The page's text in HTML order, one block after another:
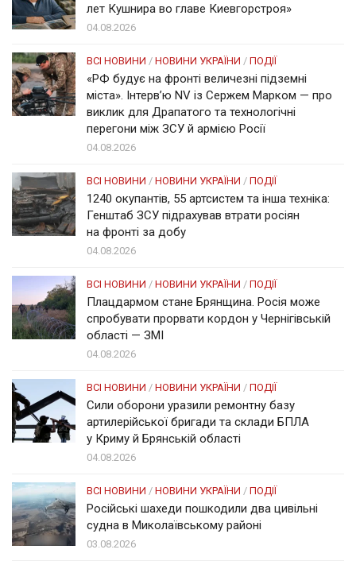
лет Кушнира во главе Киевгорстроя»
04.08.2026
ВСІ НОВИНИ / НОВИНИ УКРАЇНИ / ПОДІЇ
«РФ будує на фронті величезні підземні
міста». Інтерв’ю NV із Сержем Марком — про
виклик для Драпатого та технологічні
перегони між ЗСУ й армією Росії
04.08.2026
ВСІ НОВИНИ / НОВИНИ УКРАЇНИ / ПОДІЇ
1240 окупантів, 55 артсистем та інша техніка:
Генштаб ЗСУ підрахував втрати росіян
на фронті за добу
04.08.2026
ВСІ НОВИНИ / НОВИНИ УКРАЇНИ / ПОДІЇ
Плацдармом стане Брянщина. Росія може
спробувати прорвати кордон у Чернігівській
області — ЗМІ
04.08.2026
ВСІ НОВИНИ / НОВИНИ УКРАЇНИ / ПОДІЇ
Сили оборони уразили ремонтну базу
артилерійської бригади та склади БПЛА
у Криму й Брянській області
04.08.2026
ВСІ НОВИНИ / НОВИНИ УКРАЇНИ / ПОДІЇ
Російські шахеди пошкодили два цивільні
судна в Миколаївському районі
03.08.2026